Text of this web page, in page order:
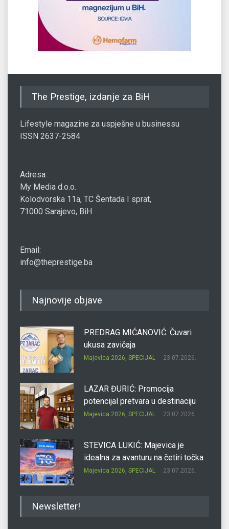
The Prestige, izdanje za BiH
Lifestyle magazine za uspješne u businessu
ISSN 2637-2584
Adresa:
My Media d.o.o.
Kolodvorska 11a, TC Šentada I sprat,
71000 Sarajevo, BiH
Email:
info@theprestige.ba
Najnovije objave
PREDRAG MIĆANOVIĆ: Čuvari
ukusa zavičaja
Majevica 2026, SPECIJAL 23.07.2026.
LAZAR ĐURIĆ: Promocija
potencijal pretvara u destinaciju
Majevica 2026, SPECIJAL 23.07.2026.
STEVICA LUKIĆ: Majevica je
idealna za avanturu na četiri točka
Majevica 2026, SPECIJAL 23.07.2026.
Newsletter!